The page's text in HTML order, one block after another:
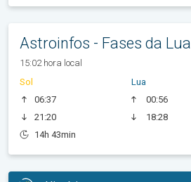
Astroinfos - Fases da Lua
15:02 hora local
Sol
06:37
21:20
14h 43min
Lua
00:56
18:28